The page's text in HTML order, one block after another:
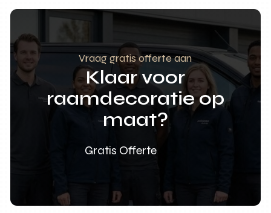
Vraag gratis offerte aan
Klaar voor
raamdecoratie op
maat?
Gratis Offerte